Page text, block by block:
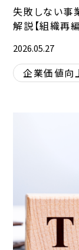
失敗しない事
解説【組織再
2026.05.27
企業価値向